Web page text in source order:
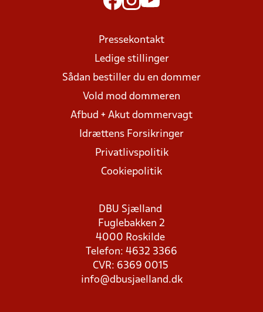
Pressekontakt
Ledige stillinger
Sådan bestiller du en dommer
Vold mod dommeren
Afbud + Akut dommervagt
Idrættens Forsikringer
Privatlivspolitik
Cookiepolitik
DBU Sjælland
Fuglebakken 2
4000 Roskilde
Telefon: 4632 3366
CVR: 6369 0015
info@dbusjaelland.dk